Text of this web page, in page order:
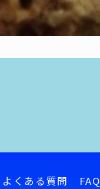
よくある質問 FAQ